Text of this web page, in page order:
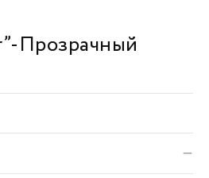
Прозрачный